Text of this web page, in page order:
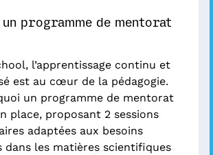
programme de mentorat
l’apprentissage continu et
est au cœur de la pédagogie.
un programme de mentorat
place, proposant 2 sessions
adaptées aux besoins
dans les matières scientifiques